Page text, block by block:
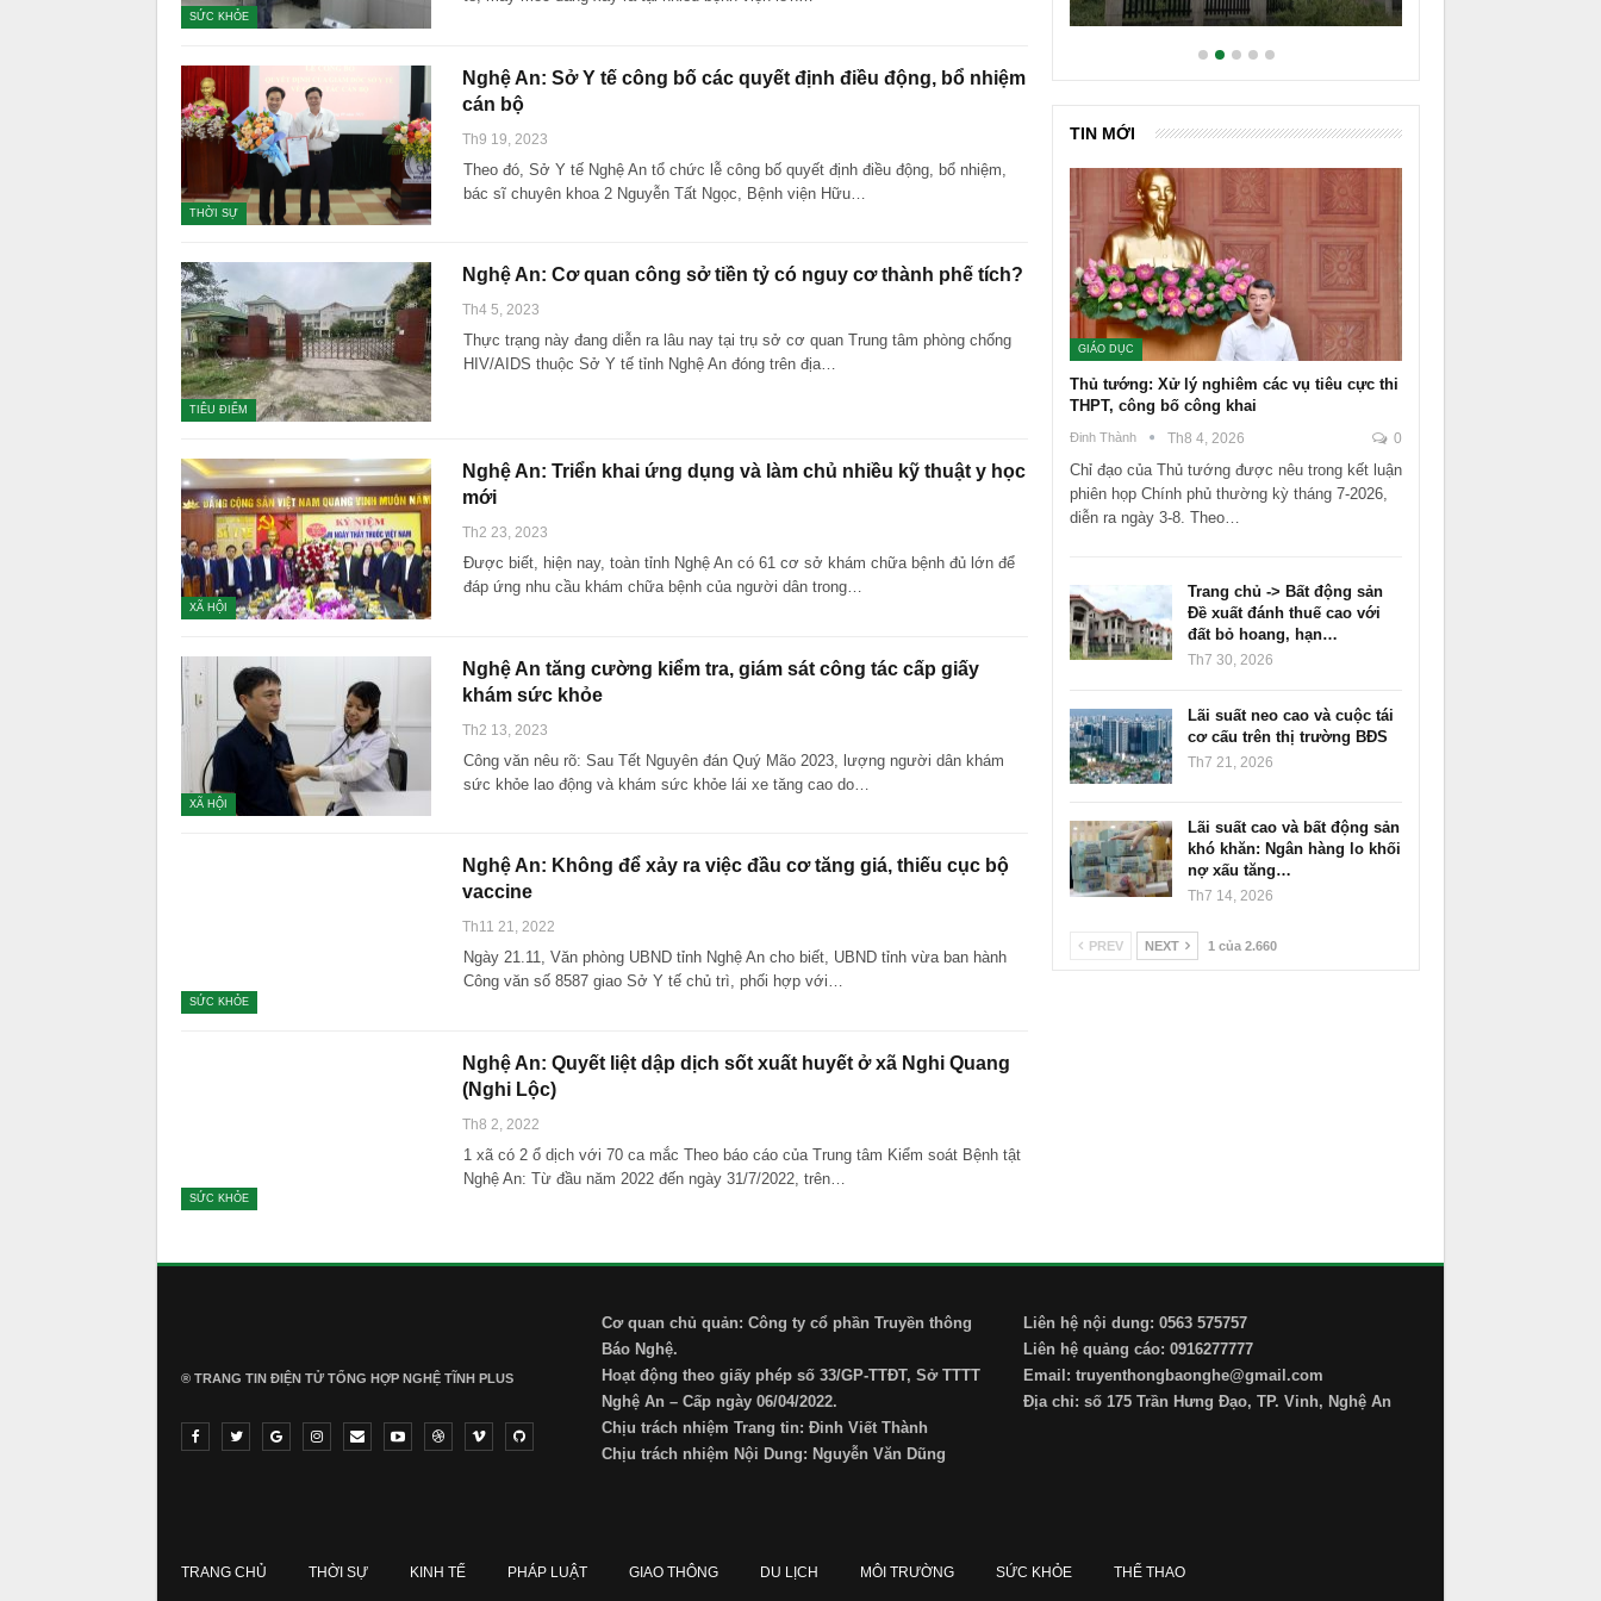
SỨC KHỎE
THỜI SỰ
Nghệ An: Sở Y tế công bố các quyết định điều động, bổ nhiệm
cán bộ
Th9 19, 2023
Theo đó, Sở Y tế Nghệ An tổ chức lễ công bố quyết định điều động, bổ nhiệm,
bác sĩ chuyên khoa 2 Nguyễn Tất Ngọc, Bệnh viện Hữu…
TIÊU ĐIỂM
Nghệ An: Cơ quan công sở tiền tỷ có nguy cơ thành phế tích?
Th4 5, 2023
Thực trạng này đang diễn ra lâu nay tại trụ sở cơ quan Trung tâm phòng chống
HIV/AIDS thuộc Sở Y tế tỉnh Nghệ An đóng trên địa…
XÃ HỘI
Nghệ An: Triển khai ứng dụng và làm chủ nhiều kỹ thuật y học
mới
Th2 23, 2023
Được biết, hiện nay, toàn tỉnh Nghệ An có 61 cơ sở khám chữa bệnh đủ lớn để
đáp ứng nhu cầu khám chữa bệnh của người dân trong…
XÃ HỘI
Nghệ An tăng cường kiểm tra, giám sát công tác cấp giấy
khám sức khỏe
Th2 13, 2023
Công văn nêu rõ: Sau Tết Nguyên đán Quý Mão 2023, lượng người dân khám
sức khỏe lao động và khám sức khỏe lái xe tăng cao do…
SỨC KHỎE
Nghệ An: Không để xảy ra việc đầu cơ tăng giá, thiếu cục bộ
vaccine
Th11 21, 2022
Ngày 21.11, Văn phòng UBND tỉnh Nghệ An cho biết, UBND tỉnh vừa ban hành
Công văn số 8587 giao Sở Y tế chủ trì, phối hợp với…
SỨC KHỎE
Nghệ An: Quyết liệt dập dịch sốt xuất huyết ở xã Nghi Quang
(Nghi Lộc)
Th8 2, 2022
1 xã có 2 ổ dịch với 70 ca mắc Theo báo cáo của Trung tâm Kiểm soát Bệnh tật
Nghệ An: Từ đầu năm 2022 đến ngày 31/7/2022, trên…
TIN MỚI
GIÁO DỤC
Thủ tướng: Xử lý nghiêm các vụ tiêu cực thi
THPT, công bố công khai
Đinh Thành Th8 4, 2026 0
Chỉ đạo của Thủ tướng được nêu trong kết luận
phiên họp Chính phủ thường kỳ tháng 7-2026,
diễn ra ngày 3-8. Theo…
Trang chủ -> Bất động sản
Đề xuất đánh thuế cao với
đất bỏ hoang, hạn…
Th7 30, 2026
Lãi suất neo cao và cuộc tái
cơ cấu trên thị trường BĐS
Th7 21, 2026
Lãi suất cao và bất động sản
khó khăn: Ngân hàng lo khối
nợ xấu tăng…
Th7 14, 2026
PREV NEXT 1 của 2.660
® TRANG TIN ĐIỆN TỬ ТỔNG HỢP NGHỆ TĨNH PLUS
Cơ quan chủ quản: Công ty cổ phần Truyền thông
Báo Nghệ.
Hoạt động theo giấy phép số 33/GP-TTĐT, Sở TTTT
Nghệ An – Cấp ngày 06/04/2022.
Chịu trách nhiệm Trang tin: Đinh Viết Thành
Chịu trách nhiệm Nội Dung: Nguyễn Văn Dũng
Liên hệ nội dung: 0563 575757
Liên hệ quảng cáo: 0916277777
Email: truyenthongbaonghe@gmail.com
Địa chỉ: số 175 Trần Hưng Đạo, TP. Vinh, Nghệ An
TRANG CHỦ THỜI SỰ KINH TẾ PHÁP LUẬT GIAO THÔNG DU LỊCH MÔI TRƯỜNG SỨC KHỎE THỂ THAO